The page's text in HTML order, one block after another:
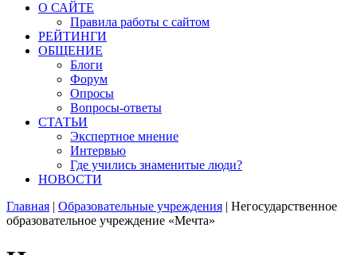
О САЙТЕ
Правила работы с сайтом
РЕЙТИНГИ
ОБЩЕНИЕ
Блоги
Форум
Опросы
Вопросы-ответы
СТАТЬИ
Экспертное мнение
Интервью
Где учились знаменитые люди?
НОВОСТИ
Главная | Образовательные учреждения | Негосударственное
образовательное учреждение «Мечта»